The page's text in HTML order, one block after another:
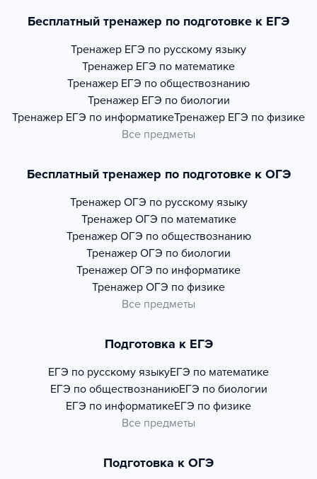
Бесплатный тренажер по подготовке к ЕГЭ
Тренажер ЕГЭ по русскому языку
Тренажер ЕГЭ по математике
Тренажер ЕГЭ по обществознанию
Тренажер ЕГЭ по биологии
Тренажер ЕГЭ по информатикеТренажер ЕГЭ по физике
Все предметы
Бесплатный тренажер по подготовке к ОГЭ
Тренажер ОГЭ по русскому языку
Тренажер ОГЭ по математике
Тренажер ОГЭ по обществознанию
Тренажер ОГЭ по биологии
Тренажер ОГЭ по информатике
Тренажер ОГЭ по физике
Все предметы
Подготовка к ЕГЭ
ЕГЭ по русскому языкуЕГЭ по математике
ЕГЭ по обществознаниюЕГЭ по биологии
ЕГЭ по информатикеЕГЭ по физике
Все предметы
Подготовка к ОГЭ